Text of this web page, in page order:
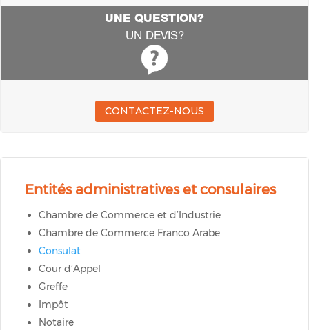
UNE QUESTION?
UN DEVIS?
CONTACTEZ-NOUS
Entités administratives et consulaires
Chambre de Commerce et d’Industrie
Chambre de Commerce Franco Arabe
Consulat
Cour d’Appel
Greffe
Impôt
Notaire